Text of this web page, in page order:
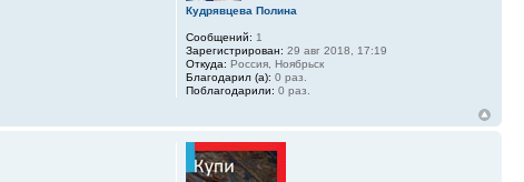
Кудрявцева Полина
Сообщений: 1
Зарегистрирован: 29 авг 2018, 17:19
Откуда: Россия, Ноябрьск
Благодарил (а): 0 раз.
Поблагодарили: 0 раз.